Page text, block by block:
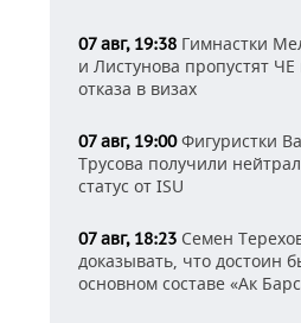
07 авг, 19:38 Гимнастки
и Листунова пропустят ЧЕ
отказа в визах
07 авг, 19:00Фигуристки
Трусова получили
статус от ISU
07 авг, 18:23 Семен
доказывать, что достоин
основном составе «Ак